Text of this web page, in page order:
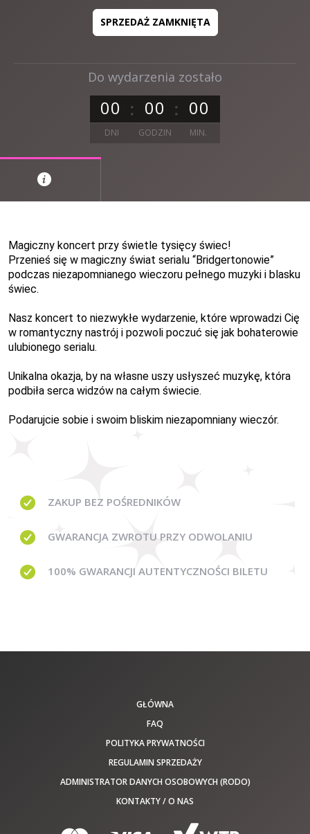
Do wydarzenia zostało
00 00 00
DNI GODZIN MIN.
SPRZEDAŻ ZAMKNIĘTA
Magiczny koncert przy świetle tysięcy świec!
Przenieś się w magiczny świat serialu “Bridgertonowie”
podczas niezapomnianego wieczoru pełnego muzyki i blasku
świec.
Nasz koncert to niezwykłe wydarzenie, które wprowadzi Cię
w romantyczny nastrój i pozwoli poczuć się jak bohaterowie
ulubionego serialu.
Unikalna okazja, by na własne uszy usłyszeć muzykę, która
podbiła serca widzów na całym świecie.
Podarujcie sobie i swoim bliskim niezapomniany wieczór.
ZAKUP BEZ POŚREDNIKÓW
GWARANCJA ZWROTU PRZY ODWOLANIU
100% GWARANCJI AUTENTYCZNOŚCI BILETU
GŁÓWNA
FAQ
POLITYKA PRYWATNOŚCI
REGULAMIN SPRZEDAŻY
ADMINISTRATOR DANYCH OSOBOWYCH (RODO)
KONTAKTY / O NAS